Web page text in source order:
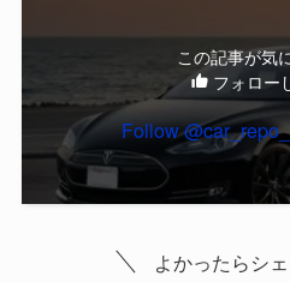
この記事が気
フォロー
Follow
よかったらシ